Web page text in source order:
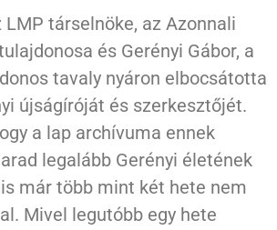
LMP társelnöke, az Azonnali
és Gerényi Gábor, a
tavaly nyáron elbocsátotta
újságíróját és szerkesztőjét.
a lap archívuma ennek
legalább Gerényi életének
már több mint két hete nem
Mivel legutóbb egy hete